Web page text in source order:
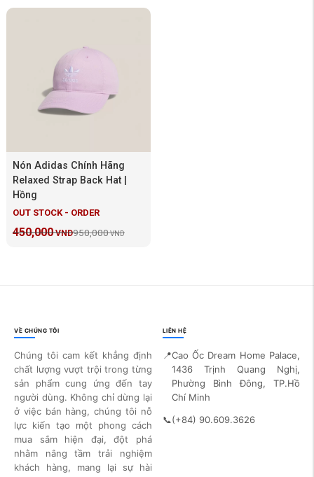
Nón Adidas Chính Hãng
Relaxed Strap Back Hat |
Hồng
OUT STOCK - ORDER
450,000VND950,000 VND
VỀ CHÚNG TÔI
Chúng tôi cam kết khẳng định
chất lượng vượt trội trong từng
sản phẩm cung ứng đến tay
người dùng. Không chỉ dừng lại
ở việc bán hàng, chúng tôi nỗ
lực kiến tạo một phong cách
mua sắm hiện đại, đột phá
nhằm nâng tầm trải nghiệm
khách hàng, mang lại sự hài
LIÊN HỆ
📍Cao Ốc Dream Home Palace,
1436 Trịnh Quang Nghị,
Phường Bình Đông, TP.Hồ
Chí Minh
📞(+84) 90.609.3626